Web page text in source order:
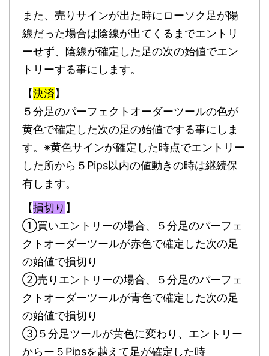
また、売りサインが出た時にローソク足が陽
線だった場合は陰線が出てくるまでエントリ
ーせず、陰線が確定した足の次の始値でエン
トリーする事にします。
【決済】
５分足のパーフェクトオーダーツールの色が
黄色で確定した次の足の始値でする事にしま
す。※黄色サインが確定した時点でエントリー
した所から５Pips以内の値動きの時は継続保
有します。
【損切り 】
①買いエントリーの場合、５分足のパーフェ
クトオーダーツールが赤色で確定した次の足
の始値で損切り
②売りエントリーの場合、５分足のパーフェ
クトオーダーツールが青色で確定した次の足
の始値で損切り
③５分足ツールが黄色に変わり、エントリー
からー５Pipsを越えて足が確定した時